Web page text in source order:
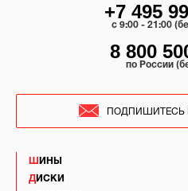
ШИНЫ
ДИСКИ
+7 495
c 9:00 - 21:00
8 800
по России